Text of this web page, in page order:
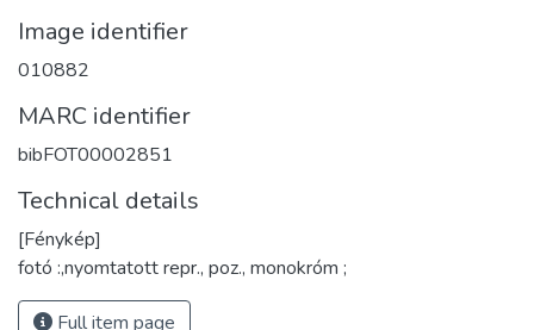
Image identifier
010882
MARC identifier
bibFOT00002851
Technical details
[Fénykép]
fotó :,nyomtatott repr., poz., monokróm ;
Full item page